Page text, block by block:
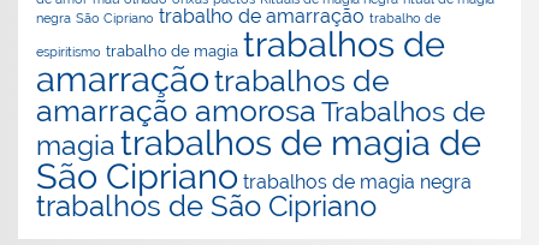
negra São Cipriano trabalho de amarração trabalho de
espiritismo trabalho de magia trabalhos de
amarraçãotrabalhos de
amarração amorosa Trabalhos de
magia trabalhos de magia de
São Cipriano trabalhos de magia negra
trabalhos de São Cipriano